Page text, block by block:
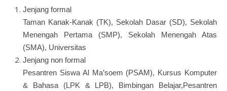
Jenjang formal
Taman Kanak-Kanak (TK), Sekolah Dasar (SD), Sekolah
Menengah Pertama (SMP), Sekolah Menengah Atas
(SMA), Universitas
Jenjang non formal
Pesantren Siswa Al Ma’soem (PSAM), Kursus Komputer
& Bahasa (LPK & LPB), Bimbingan Belajar,Pesantren